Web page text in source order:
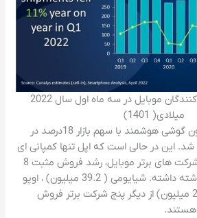
فروش جهانی تولید کنندگان موبایل در سه ماه اول سال 2022
میلادی( 1401)
اپل با فروش 56.5 میلیون گوشی هوشمند با سهم بازار 18درصد در
شد. این در حالی است که اپل تنها کمپانی ای
هست که برخلاف دیگر شرکت های برتر موبایل، رشد فروش مثبت 8
درصد نسبت به سال گذشته داشته. شیایومی ( 39.2 میلیون) ، اوپو
(29میلیون) و ویوو(25.1 میلیون) از دیگر پنج شرکت برتر فروش
هستند.